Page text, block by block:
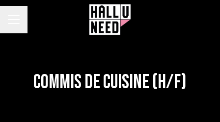
Commis de cuisine (H/F)